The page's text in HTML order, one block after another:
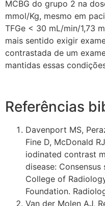
MCBG do grupo 2 na
mmol/Kg, mesmo em
TFGe < 30 mL/min/1,73
mais sentido exigir
contrastada de um
mantidas essas
Referências
Davenport MS,
Fine D, McDonald
iodinated contrast
disease:
College of
Foundation.
Van der Molen AJ,